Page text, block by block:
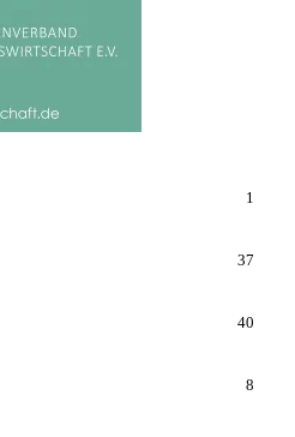
1
37
40
8